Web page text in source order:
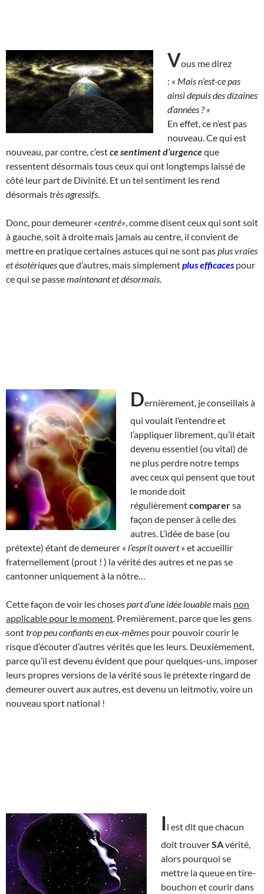
Vous me direz
: « Mais n’est-ce pas
ainsi depuis des dizaines
d’années ? »
En effet, ce n’est pas
nouveau. Ce qui est
nouveau, par contre, c’estce sentiment d’urgenceque
ressentent désormais tous ceux qui ont longtemps laissé de
côté leur part de Divinité. Et un tel sentiment les rend
désormaistrès agressifs
Donc, pour demeurer «centré» , comme disent ceux qui sont soit
à gauche, soit à droite mais jamais au centre, il convient de
mettre en pratique certaines astuces qui ne sont pasplus vraies
et ésotériquesque d’autres, mais simplementplus efficacespour
ce qui se passemaintenant et désormais
Dernièrement, je conseillais à
qui voulait l’entendre et
l’appliquer librement, qu’il était
devenu essentiel (ou vital) de
ne plus perdre notre temps
avec ceux qui pensent que tout
le monde doit
régulièrementcomparersa
façon de penser à celle des
autres. L’idée de base (ou
prétexte) étant de demeurer « l’esprit ouvert» et accueillir
fraternellement (prout ! ) la vérité des autres et ne pas se
cantonner uniquement à la nôtre…
Cette façon de voir les chosespart d’une idée louable mais non
applicable pour le moment . Premièrement, parce que les gens
sonttrop peu confiants en eux-mêmes pour pouvoir courir le
risque d’écouter d’autres vérités que les leurs. Deuxièmement,
parce qu’il est devenu évident que pour quelques-uns, imposer
leurs propres versions de la vérité sous le prétexte ringard de
demeurer ouvert aux autres, est devenu un leitmotiv, voire un
nouveau sport national !
Il est dit que chacun
doit trouverSAvérité,
alors pourquoi se
mettre la queue en tire-
bouchon et courir dans